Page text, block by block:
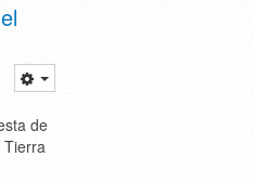
de
Tierra